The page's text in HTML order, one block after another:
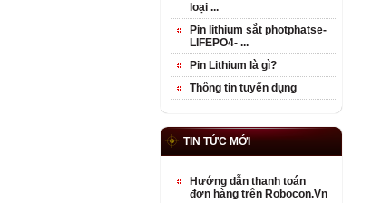
loại ...
Pin lithium sắt photphatse-
LIFEPO4- ...
Pin Lithium là gì?
Thông tin tuyển dụng
TIN TỨC MỚI
Hướng dẫn thanh toán
đơn hàng trên Robocon.Vn